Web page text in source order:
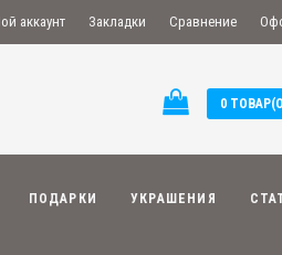
аккаунт Закладки Сравнение
0
ПОДАРКИ УКРАШЕНИЯ